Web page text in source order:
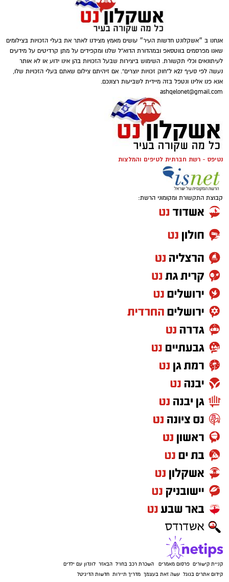
אנחנו ב ״אשקלונט חדשות העיר״ עושים מאמץ מצידנו לאתר את בעלי הזכויות בצילומים
שאנו מפרסמים בווטסאפ ובמהדורת הדוא"ל שלנו ומקפידים על מתן קרדיטים על מידעים
לעיתונאים וכלי תקשורת. השימוש ביצירות שבעל הזכויות בהן אינו ידוע או לא אותר
נעשה לפי סעיף 27א ל"חוק זכויות יוצרים". אם זיהיתם צילום שאתם בעלי הזכויות שלו,
אנא פנו אלינו ונטפל בזה מיידית לשביעות רצונכם.
ashqelonet@gmail.com
נטיפס - רשת חברתית לטיפים והמלצות
קבוצת התקשורת ומקומוני הרשת:
קניית קישורים פרסום מאמרים השכרת רכב בחו"ל הבאזר לונדון עם ילדים
קידום אתרים בגוגל עשה זאת בעצמך מדריך תיירות חדשות הדיגיטל